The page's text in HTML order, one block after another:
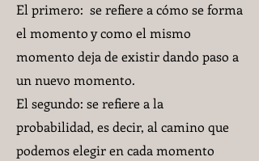
El primero: se refiere a cómo se forma
el momento y como el mismo
momento deja de existir dando paso a
un nuevo momento.
El segundo: se refiere a la
probabilidad, es decir, al camino que
podemos elegir en cada momento